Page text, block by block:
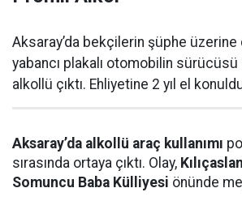
Aksaray’da bekçilerin şüphe
yabancı plakalı otomobilin sürücüsü
alkollü çıktı. Ehliyetine 2 yıl el
Aksaray’da alkollü araç kullanımı
sırasında ortaya çıktı. Olay,
Somuncu Baba Külliyesi önünde